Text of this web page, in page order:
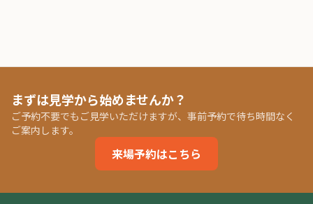
まずは見学から始めませんか？
ご予約不要でもご見学いただけますが、事前予約で待ち時間なく
ご案内します。
来場予約はこちら